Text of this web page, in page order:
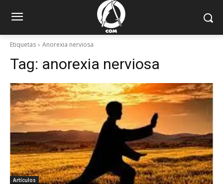
Etiquetas Anorexia nerviosa
Tag: anorexia nerviosa
Artículos